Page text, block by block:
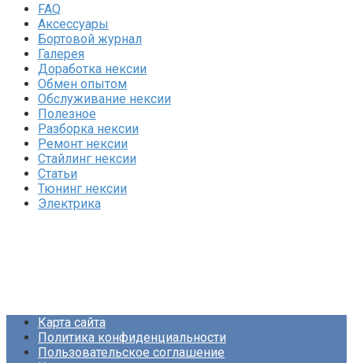
FAQ
Аксессуары
Бортовой журнал
Галерея
Доработка нексии
Обмен опытом
Обслуживание нексии
Полезное
Разборка нексии
Ремонт нексии
Стайлинг нексии
Статьи
Тюнинг нексии
Электрика
Карта сайта
Политика конфиденциальности
Пользовательское соглашение